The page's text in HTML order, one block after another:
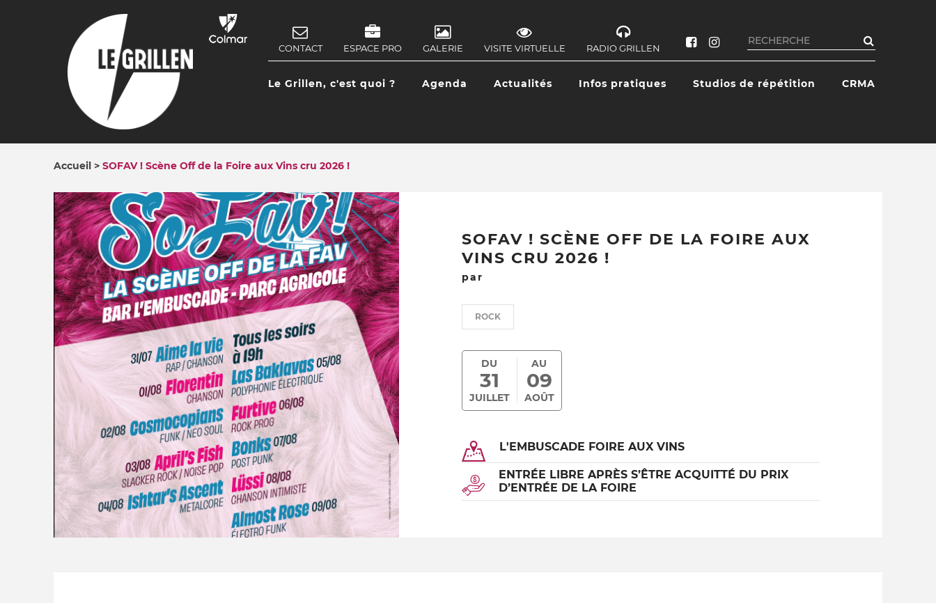
NAVIGATION
SECONDAIRE
CONTACT ESPACE PRO GALERIE VISITE VIRTUELLE RADIO GRILLEN
Rechercher
Le Grillen, c'est quoi ? Agenda Actualités Infos pratiques Studios de répétition CRMA
FIL
D'ARIANE
Accueil SOFAV ! Scène Off de la Foire aux Vins cru 2026 !
SOFAV ! SCÈNE OFF DE LA FOIRE AUX
VINS CRU 2026 !
par
ROCK
DU
31
JUILLET
AU
09
AOÛT
L'EMBUSCADE FOIRE AUX VINS
ENTRÉE LIBRE APRÈS S’ÊTRE ACQUITTÉ DU PRIX
D’ENTRÉE DE LA FOIRE